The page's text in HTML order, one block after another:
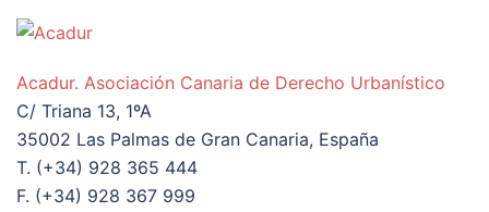
Acadur. Asociación Canaria de Derecho Urbanístico
C/ Triana 13, 1ºA
35002 Las Palmas de Gran Canaria, España
T. (+34) 928 365 444
F. (+34) 928 367 999